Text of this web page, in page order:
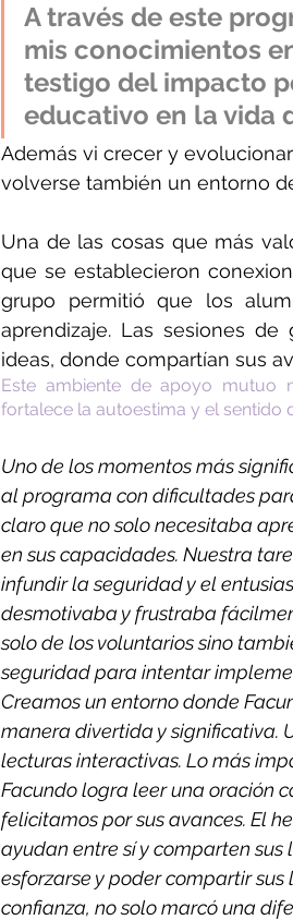
A través de este
mis conocimientos
testigo del impacto
educativo en la vida
Además vi crecer y
volverse también un entorno
Una de las cosas que más
que se establecieron
grupo permitió que los
aprendizaje. Las sesiones
ideas, donde compartían sus
Este ambiente de apoyo mutuo
fortalece la autoestima y el sentido
Uno de los momentos más
al programa con dificultades
claro que no solo necesitaba
en sus capacidades. Nuestra
infundir la seguridad y el
desmotivaba y frustraba
solo de los voluntarios sino
seguridad para intentar
Creamos un entorno donde
manera divertida y significativa.
lecturas interactivas. Lo más
Facundo logra leer una oración
felicitamos por sus avances. El
ayudan entre sí y comparten
esforzarse y poder compartir
confianza, no solo marcó una